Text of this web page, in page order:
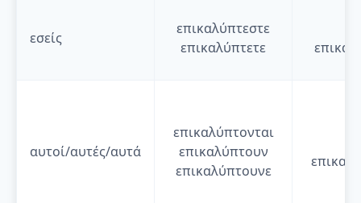
εσείς
επικαλύπτεστε
επικαλύπτετε
αυτοί/αυτές/αυτά
επικαλύπτονται
επικαλύπτουν
επικαλύπτουνε